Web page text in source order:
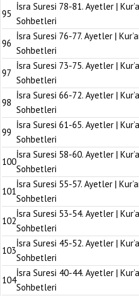
95
İsra Suresi 78-81. Ayetler |
Sohbetleri
96
İsra Suresi 76-77. Ayetler |
Sohbetleri
97
İsra Suresi 73-75. Ayetler |
Sohbetleri
98
İsra Suresi 66-72. Ayetler |
Sohbetleri
99
İsra Suresi 61-65. Ayetler |
Sohbetleri
100
İsra Suresi 58-60. Ayetler |
Sohbetleri
101
İsra Suresi 55-57. Ayetler |
Sohbetleri
102
İsra Suresi 53-54. Ayetler |
Sohbetleri
103
İsra Suresi 45-52. Ayetler |
Sohbetleri
104
İsra Suresi 40-44. Ayetler |
Sohbetleri